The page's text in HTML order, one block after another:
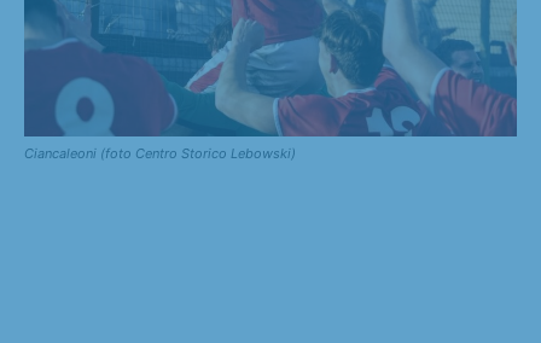
Ciancaleoni (foto Centro Storico Lebowski)